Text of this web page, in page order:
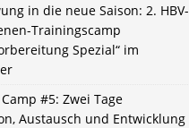
in die neue Saison: 2. HBV-
Trainingscamp
Spezial“ im
#5: Zwei Tage
Austausch und Entwicklung